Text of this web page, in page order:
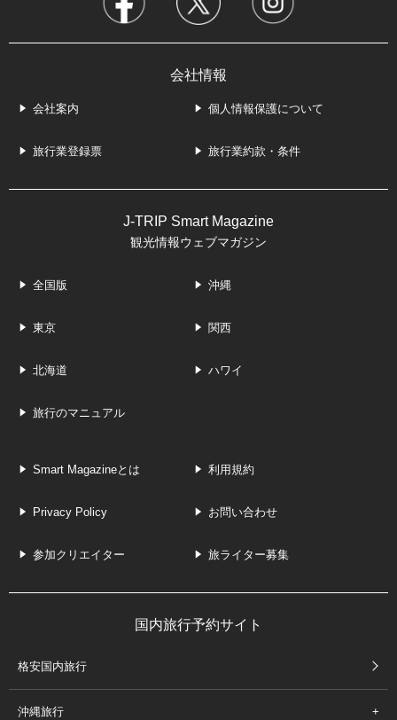
会社情報
会社案内 個人情報保護について
旅行業登録票 旅行業約款・条件
J-TRIP Smart Magazine
観光情報ウェブマガジン
全国版 沖縄
東京 関西
北海道 ハワイ
旅行のマニュアル
Smart Magazineとは 利用規約
Privacy Policy お問い合わせ
参加クリエイター 旅ライター募集
国内旅行予約サイト
格安国内旅行
沖縄旅行